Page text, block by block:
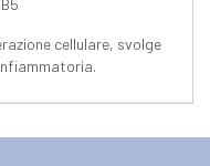
cellulare, svolge